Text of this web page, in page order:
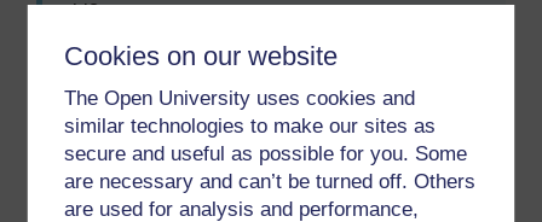
Cookies on our website
The Open University uses cookies and
similar technologies to make our sites as
secure and useful as possible for you. Some
are necessary and can’t be turned off. Others
are used for analysis and performance,
chi?
Yn ôl
1.1 Sgiliau gweithredol
hanfodol
Nesaf
2 Y gagendor digidol a
chynhwysiant